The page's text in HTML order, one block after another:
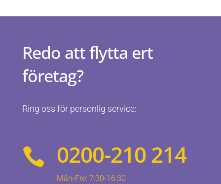
Redo att flytta ert
företag?
Ring oss för personlig service:
 0200-210 214
Mån-Fre: 7:30-16:30